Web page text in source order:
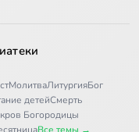
МолитваЛитургияБог
детейСмерть
Богородицы